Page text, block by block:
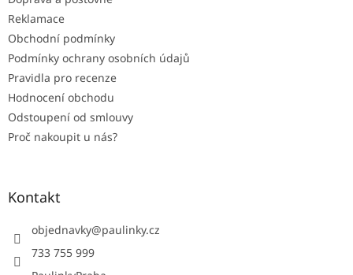
Reklamace
Obchodní podmínky
Podmínky ochrany osobních údajů
Pravidla pro recenze
Hodnocení obchodu
Odstoupení od smlouvy
Proč nakoupit u nás?
Kontakt
objednavky@paulinky.cz
733 755 999